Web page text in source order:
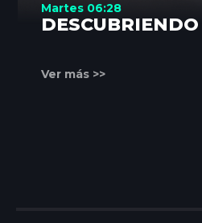
Martes 06:28
Ver más >>